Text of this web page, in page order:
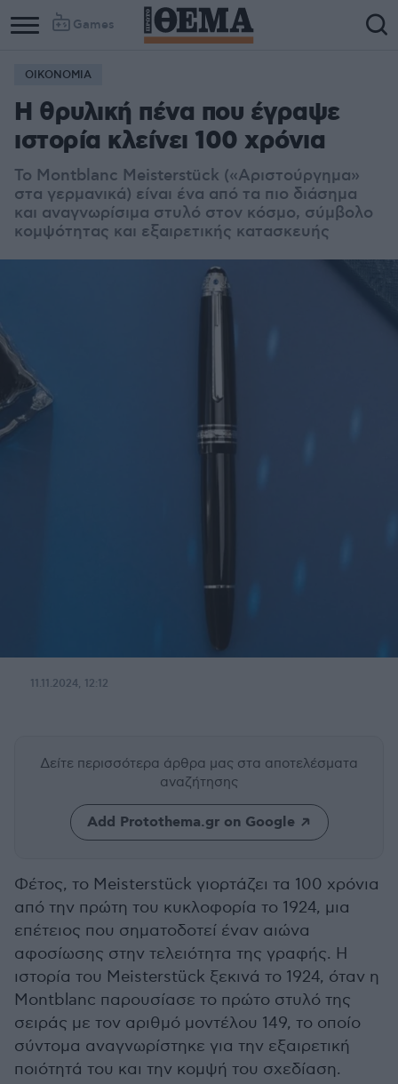
Games
ΟΙΚΟΝΟΜΙΑ
Η θρυλική πένα που έγραψε
ιστορία κλείνει 100 χρόνια
Το Montblanc Meisterstück («Αριστούργημα»
στα γερμανικά) είναι ένα από τα πιο διάσημα
και αναγνωρίσιμα στυλό στον κόσμο, σύμβολο
κομψότητας και εξαιρετικής κατασκευής
11.11.2024, 12:12
Δείτε περισσότερα άρθρα μας στα αποτελέσματα
αναζήτησης
Add Protothema.gr on Google
Φέτος, το Meisterstück γιορτάζει τα 100 χρόνια
από την πρώτη του κυκλοφορία το 1924, μια
επέτειος που σηματοδοτεί έναν αιώνα
αφοσίωσης στην τελειότητα της γραφής. Η
ιστορία του Meisterstück ξεκινά το 1924, όταν η
Montblanc παρουσίασε το πρώτο στυλό της
σειράς με τον αριθμό μοντέλου 149, το οποίο
σύντομα αναγνωρίστηκε για την εξαιρετική
ποιότητά του και την κομψή του σχεδίαση.